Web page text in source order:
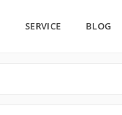
SERVICE BLOG